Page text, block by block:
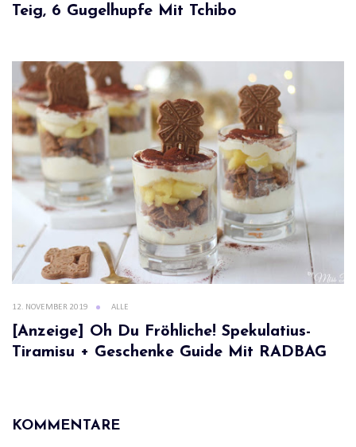
Teig, 6 Gugelhupfe Mit Tchibo
12. NOVEMBER 2019 ALLE
[Anzeige] Oh Du Fröhliche! Spekulatius-
Tiramisu + Geschenke Guide Mit RADBAG
KOMMENTARE